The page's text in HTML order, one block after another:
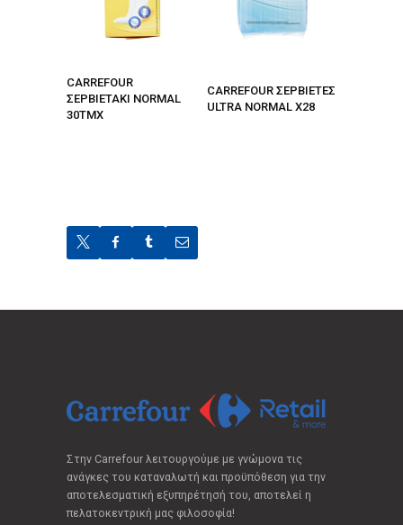
CARREFOUR
ΣΕΡΒΙEΤΑΚΙ NORMAL
30TMX
CARREFOUR ΣΕΡΒΙΕΤΕΣ
ULTRA NORMAL X28
Στην Carrefour λειτουργούμε με γνώμονα τις
ανάγκες του καταναλωτή και προϋπόθεση για την
αποτελεσματική εξυπηρέτησή του, αποτελεί η
πελατοκεντρική μας φιλοσοφία!